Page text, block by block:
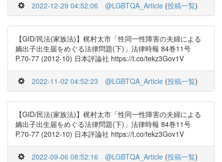
2022-12-29 04:52:06 @LGBTQA_Article (投稿一覧)
【GID/民法(家族法)】梶村太市「性同一性障害の夫婦による
嫡出子出生届をめぐる法律問題(下)」法律時報 84巻11号
P.70-77 (2012-10) 日本評論社 https://t.co/tekz3Gov1V
2022-11-02 04:52:23 @LGBTQA_Article (投稿一覧)
【GID/民法(家族法)】梶村太市「性同一性障害の夫婦による
嫡出子出生届をめぐる法律問題(下)」法律時報 84巻11号
P.70-77 (2012-10) 日本評論社 https://t.co/tekz3Gov1V
2022-09-06 08:52:16 @LGBTQA_Article (投稿一覧)